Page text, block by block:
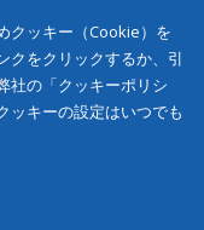
クッキー（Cookie）を
クをクリックするか、引
社の「クッキーポリシ
ッキーの設定はいつでも